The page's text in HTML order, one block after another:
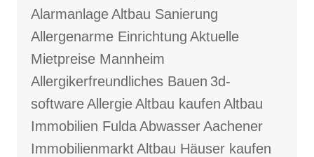
AlarmanlageAltbau Sanierung
Allergenarme Einrichtung Aktuelle
Mietpreise Mannheim
Allergikerfreundliches Bauen 3d-
softwareAllergieAltbau kaufen Altbau
Immobilien FuldaAbwasserAachener
ImmobilienmarktAltbau Häuser kaufen